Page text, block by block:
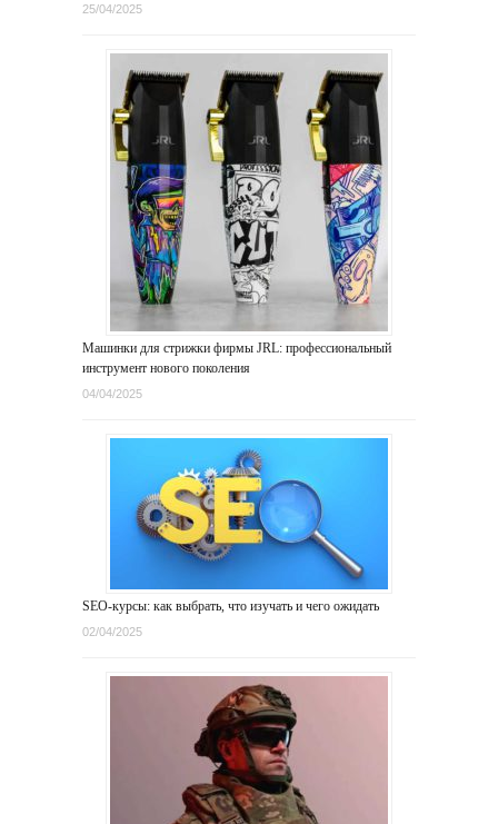
25/04/2025
Машинки для стрижки фирмы JRL: профессиональный
инструмент нового поколения
04/04/2025
SEO-курсы: как выбрать, что изучать и чего ожидать
02/04/2025